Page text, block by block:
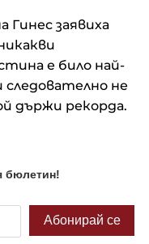
заявиха
е било най-
следователно не
държи рекорда.